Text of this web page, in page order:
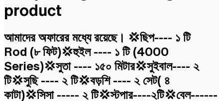
product
আমাদের অফারের মধ্যে রয়েছে। 💢ছিপ---- ১ টি
Rod (৮ ফিট)💢হুইল ---- ১ টি (4000
Series)💢সুতা ---- ১৫০ মিটার💢সুইবাল---- ২
টি💢সুছি ---- ২ টি💢বড়শি ---- ২ সেট( ৪
কাটা)💢সিসা ----- ২ টি💢স্টপার----২টি💢বেল------